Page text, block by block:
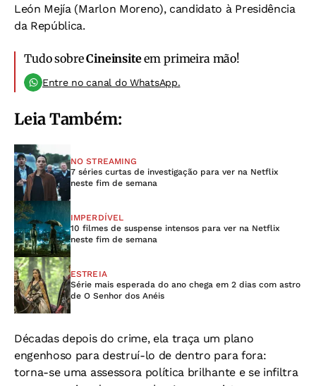
León Mejía (Marlon Moreno), candidato à Presidência
da República.
Tudo sobreCineinsiteem primeira mão!
Entre no canal do WhatsApp.
Leia Também:
NO STREAMING
7 séries curtas de investigação para ver na Netflix
neste fim de semana
IMPERDÍVEL
10 filmes de suspense intensos para ver na Netflix
neste fim de semana
ESTREIA
Série mais esperada do ano chega em 2 dias com astro
de O Senhor dos Anéis
Décadas depois do crime, ela traça um plano
engenhoso para destruí-lo de dentro para fora:
torna-se uma assessora política brilhante e se infiltra